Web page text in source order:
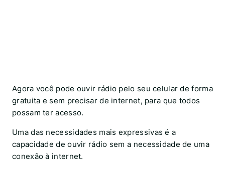
Agora você pode ouvir rádio pelo seu celular de forma
gratuita e sem precisar de internet, para que todos
possam ter acesso.
Uma das necessidades mais expressivas é a
capacidade de ouvir rádio sem a necessidade de uma
conexão à internet.